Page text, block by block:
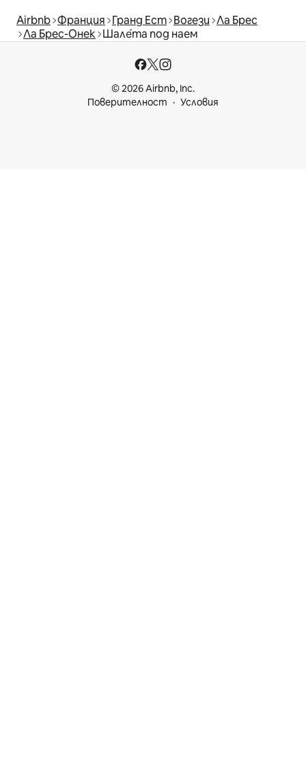
Airbnb Франция Гранд Ест Вогези Ла Брес
Ла Брес-Онек Шале́та под наем
© 2026 Airbnb, Inc.
Поверителност
Условия